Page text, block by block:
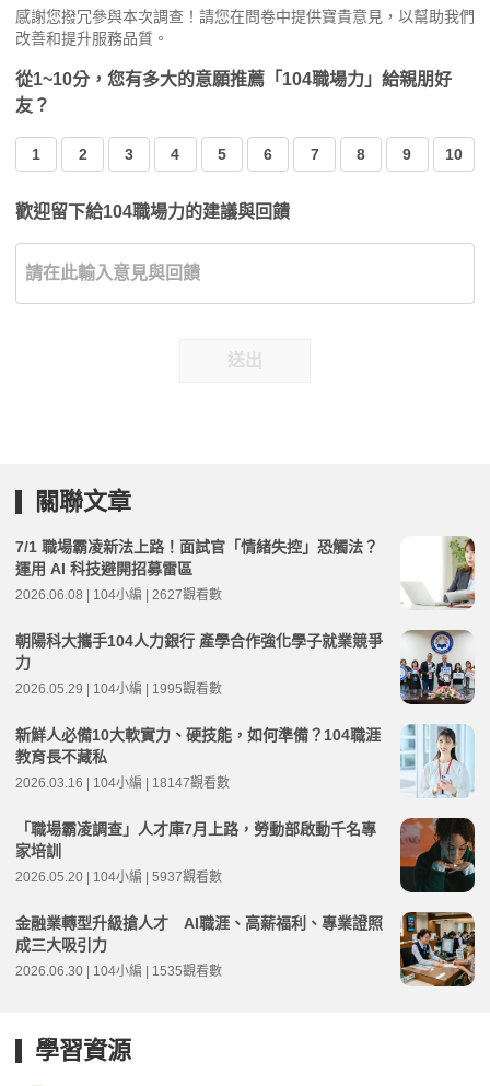
感謝您撥冗參與本次調查！請您在問卷中提供寶貴意見，以幫助我們
改善和提升服務品質。
從1~10分，您有多大的意願推薦「104職場力」給親朋好
友？
1 2 3 4 5 6 7 8 9 10
歡迎留下給104職場力的建議與回饋
送出
關聯文章
7/1 職場霸凌新法上路！面試官「情緒失控」恐觸法？
運用 AI 科技避開招募雷區
2026.06.08 | 104小編 | 2627觀看數
朝陽科大攜手104人力銀行 產學合作強化學子就業競爭
力
2026.05.29 | 104小編 | 1995觀看數
新鮮人必備10大軟實力、硬技能，如何準備？104職涯
教育長不藏私
2026.03.16 | 104小編 | 18147觀看數
「職場霸凌調查」人才庫7月上路，勞動部啟動千名專
家培訓
2026.05.20 | 104小編 | 5937觀看數
金融業轉型升級搶人才 AI職涯、高薪福利、專業證照
成三大吸引力
2026.06.30 | 104小編 | 1535觀看數
學習資源